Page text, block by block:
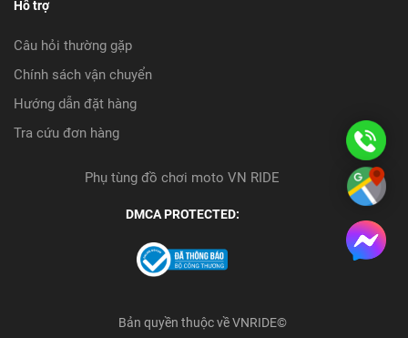
Hỗ trợ
Câu hỏi thường gặp
Chính sách vận chuyển
Hướng dẫn đặt hàng
Tra cứu đơn hàng
Phụ tùng đồ chơi moto VN RIDE
DMCA PROTECTED:
Bản quyền thuộc về VNRIDE©